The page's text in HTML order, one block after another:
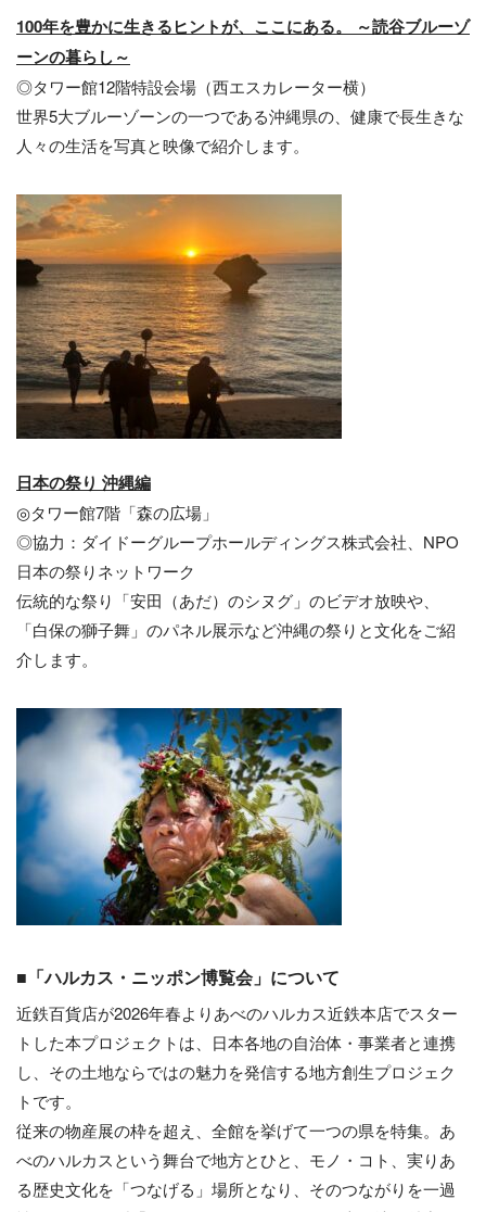
100年を豊かに生きるヒントが、ここにある。 ～読谷ブルーゾ
ーンの暮らし～
◎タワー館12階特設会場（西エスカレーター横）
世界5大ブルーゾーンの一つである沖縄県の、健康で長生きな
人々の生活を写真と映像で紹介します。
日本の祭り 沖縄編
◎タワー館7階「森の広場」
◎協力：ダイドーグループホールディングス株式会社、NPO
日本の祭りネットワーク
伝統的な祭り「安田（あだ）のシヌグ」のビデオ放映や、
「白保の獅子舞」のパネル展示など沖縄の祭りと文化をご紹
介します。
■「ハルカス・ニッポン博覧会」について
近鉄百貨店が2026年春よりあべのハルカス近鉄本店でスター
トした本プロジェクトは、日本各地の自治体・事業者と連携
し、その土地ならではの魅力を発信する地方創生プロジェク
トです。
従来の物産展の枠を超え、全館を挙げて一つの県を特集。あ
べのハルカスという舞台で地方とひと、モノ・コト、実りあ
る歴史文化を「つなげる」場所となり、そのつながりを一過